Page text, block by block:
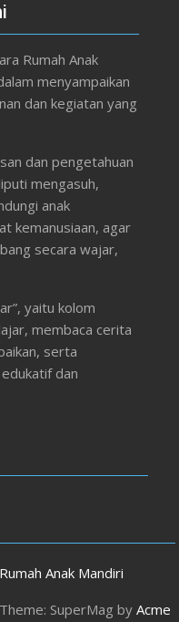
Rumah Anak
menyampaikan
dan kegiatan yang
dan pengetahuan
mengasuh,
anak
kemanusiaan, agar
secara wajar,
yaitu kolom
membaca cerita
serta
dan
Anak Mandiri
Theme: SuperMag by Acme